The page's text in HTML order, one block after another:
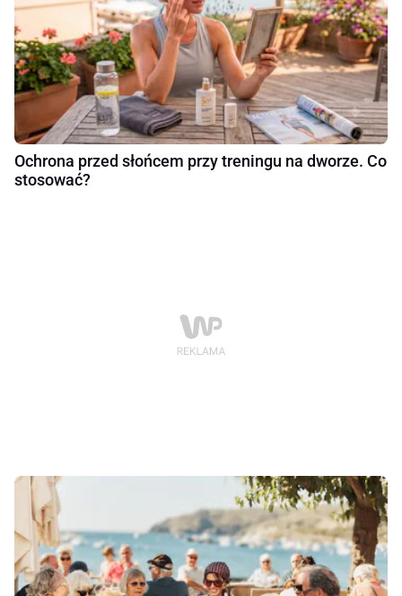
Ochrona przed słońcem przy treningu na dworze. Co
stosować?